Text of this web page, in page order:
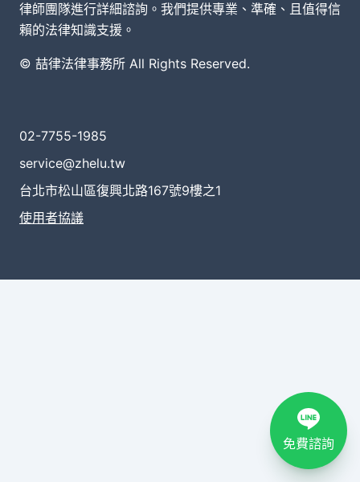
律師團隊進行詳細諮詢。我們提供專業、準確、且值得信
賴的法律知識支援。
© 喆律法律事務所 All Rights Reserved.
02-7755-1985
service@zhelu.tw
台北市松山區復興北路167號9樓之1
使用者協議
免費諮詢